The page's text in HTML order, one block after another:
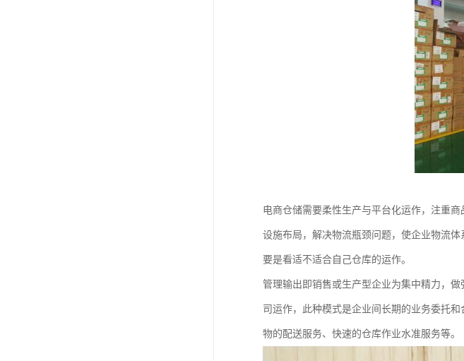
电商仓储需要柔性生产与平台化运作，注重
设施布局，解决物流瓶颈问题，使企业物流
要是看适不适合自己仓库的运作。
管理输出即销售或生产型企业为集中精力，
司运作，此种模式是企业间长期的业务委托
物的配送服务、快速的仓库作业水准服务等。